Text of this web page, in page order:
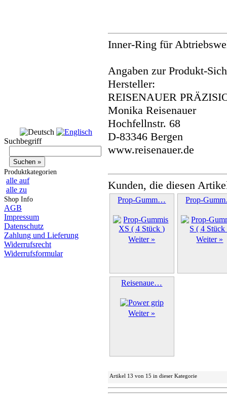
Suchbegriff
Produktkategorien
alle auf
alle zu
Shop Info
AGB
Impressum
Datenschutz
Zahlung und Lieferung
Widerrufsrecht
Widerrufsformular
Inner-Ring für
Angaben zur Produkt-
Hersteller:
REISENAUER
Monika Reisenauer
Hochfellnstr. 68
D-83346 Bergen
www.reisenauer.de
Kunden, die diesen
Prop-Gumm…
Weiter »
Prop-
Weiter »
Reisenaue…
Weiter »
Artikel 13 von 15 in dieser Kategorie